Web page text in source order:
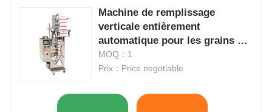
Machine de remplissage
verticale entièrement
automatique pour les grains de
café
MOQ：1
Prix：Price negotiable